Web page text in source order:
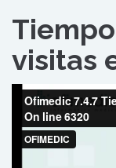
visitas